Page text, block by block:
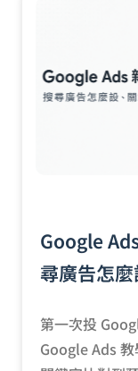
Google
尋廣告怎
第一次投
Google Ads 教